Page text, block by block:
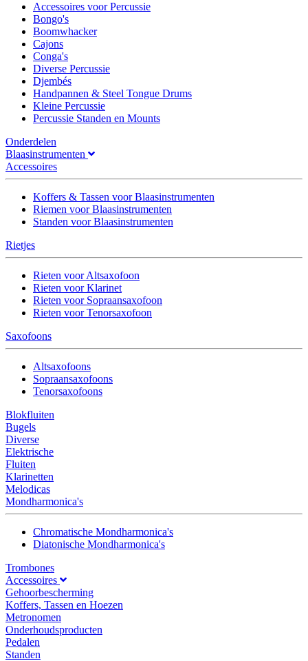
Accessoires voor Percussie
Bongo's
Boomwhacker
Cajons
Conga's
Diverse Percussie
Djembés
Handpannen & Steel Tongue Drums
Kleine Percussie
Percussie Standen en Mounts
Onderdelen
Blaasinstrumenten
Accessoires
Koffers & Tassen voor Blaasinstrumenten
Riemen voor Blaasinstrumenten
Standen voor Blaasinstrumenten
Rietjes
Rieten voor Altsaxofoon
Rieten voor Klarinet
Rieten voor Sopraansaxofoon
Rieten voor Tenorsaxofoon
Saxofoons
Altsaxofoons
Sopraansaxofoons
Tenorsaxofoons
Blokfluiten
Bugels
Diverse
Elektrische
Fluiten
Klarinetten
Melodicas
Mondharmonica's
Chromatische Mondharmonica's
Diatonische Mondharmonica's
Trombones
Accessoires
Gehoorbescherming
Koffers, Tassen en Hoezen
Metronomen
Onderhoudsproducten
Pedalen
Standen